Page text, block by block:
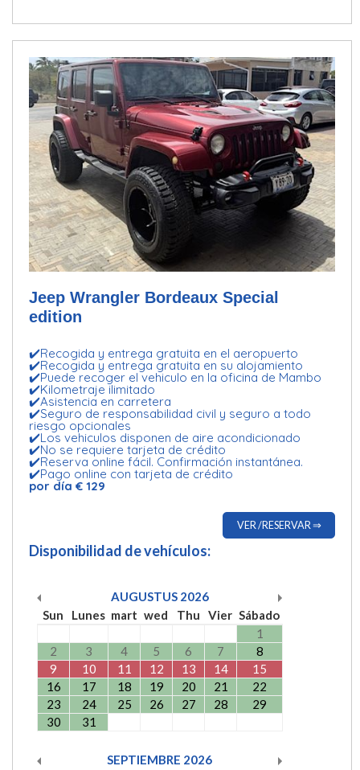
Jeep Wrangler Bordeaux Special
edition
✔️Recogida y entrega gratuita en el aeropuerto
✔️Recogida y entrega gratuita en su alojamiento
✔️Puede recoger el vehiculo en la oficina de Mambo
✔️Kilometraje ilimitado
✔️Asistencia en carretera
✔️Seguro de responsabilidad civil y seguro a todo
riesgo opcionales
✔️Los vehiculos disponen de aire acondicionado
✔️No se requiere tarjeta de crédito
✔️Reserva online fácil. Confirmación instantánea.
✔️Pago online con tarjeta de crédito
por día € 129
VER /RESERVAR ⇒
Disponibilidad de vehículos:
AUGUSTUS 2026
Sun
Lunes mart wed Thu Vier Sábado
1
2
3 4 5 6 7
8
9
10 11 12 13 14
15
16
17 18 19 20 21
22
23
24 25 26 27 28
29
30
31
SEPTIEMBRE 2026